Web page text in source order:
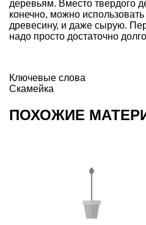
деревьям. Вместо твердого
конечно, можно
древесину, и даже сырую.
надо просто достаточно
Ключевые слова
Скамейка
ПОХОЖИЕ